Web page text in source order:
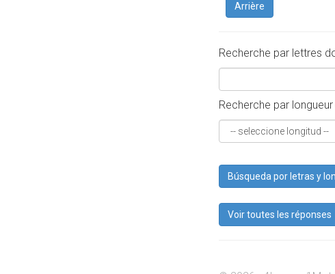
Arrière
Recherche par lettres
Recherche par
Búsqueda por letras y
Voir toutes les réponses